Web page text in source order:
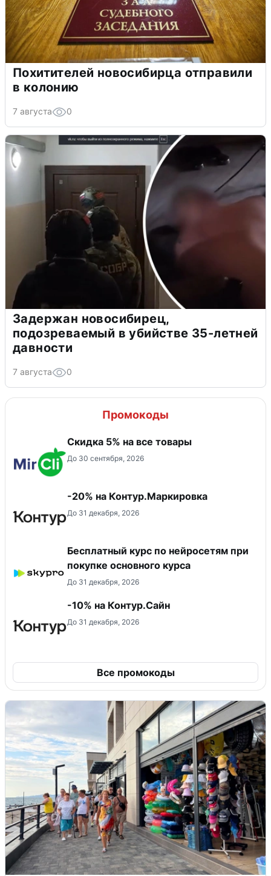
Похитителей новосибирца отправили
в колонию
7 августа 0
Задержан новосибирец,
подозреваемый в убийстве 35-летней
давности
7 августа 0
Промокоды
Скидка 5% на все товары
До 30 сентября, 2026
-20% на Контур.Маркировка
До 31 декабря, 2026
Бесплатный курс по нейросетям при
покупке основного курса
До 31 декабря, 2026
-10% на Контур.Сайн
До 31 декабря, 2026
Все промокоды